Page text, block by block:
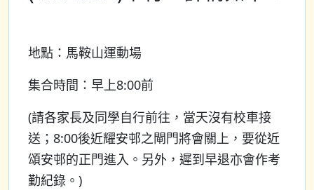
地點：馬鞍山運動場
集合時間：早上8:00前
(請各家長及同學自行前往，當天沒有校車接
送；8:00後近耀安邨之閘門將會關上，要從近
頌安邨的正門進入。另外，遲到早退亦會作考
勤紀錄。)